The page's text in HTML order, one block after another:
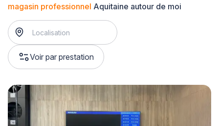
magasin professionnel Aquitaine autour de moi
Voir par prestation